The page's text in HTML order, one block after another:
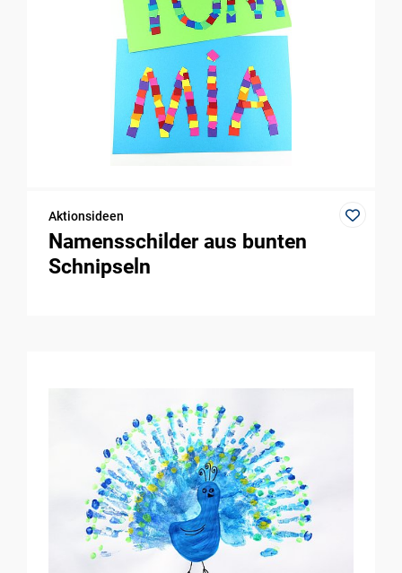
Aktionsideen
Namensschilder aus bunten
Schnipseln